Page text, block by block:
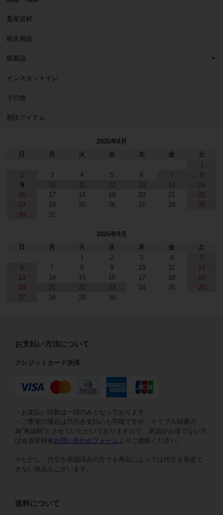
畜産資材
衛生用品
紙製品
インスタントイレ
その他
別注アイテム
2026年8月
日
月 火 水 木 金
土
1
2
3 4 5 6 7
8
9
10 11 12 13 14
15
16
17 18 19 20 21
22
23
24 25 26 27 28
29
30
31
2026年9月
日
月 火 水 木 金
土
1
2 3 4
5
6
7 8 9 10 11
12
13
14 15 16 17 18
19
20
21 22 23 24 25
26
27
28 29 30
お支払い方法について
クレジットカード決済
・お支払い回数は一回のみとなっております。
・ご希望の場合は代引き支払いも可能ですが、トラブル回避の
為‟承認制”とさせていただいておりますので、承認がお済でない方
は会員登録後 お問い合わせフォーム よりご連絡ください。
※ただし、代引き承認済みの方でも商品によっては代引き発送で
きない商品もございます。
送料について